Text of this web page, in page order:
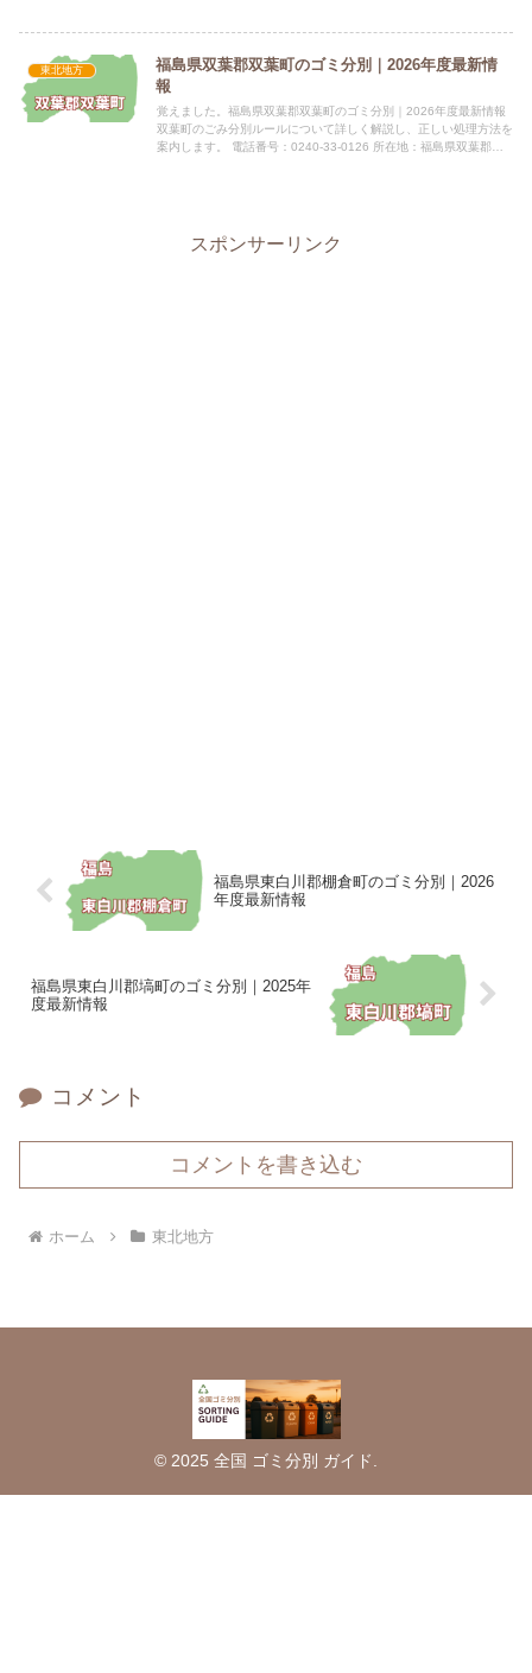
東北地方
福島県双葉郡双葉町のゴミ分別｜2026年度最新情
報
覚えました。福島県双葉郡双葉町のゴミ分別｜2026年度最新情報
双葉町のごみ分別ルールについて詳しく解説し、正しい処理方法を
案内します。 電話番号：0240-33-0126 所在地：福島県双葉郡双
スポンサーリンク
福島県東白川郡棚倉町のゴミ分別｜2026
年度最新情報
福島県東白川郡塙町のゴミ分別｜2025年
度最新情報
コメント
コメントを書き込む
ホーム 東北地方
© 2025 全国 ゴミ分別 ガイド.